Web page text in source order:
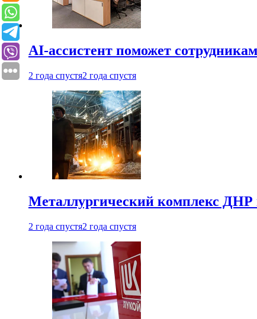
AI-ассистент поможет
2 года спустя2 года спустя
Металлургический комплекс ДНР
2 года спустя2 года спустя